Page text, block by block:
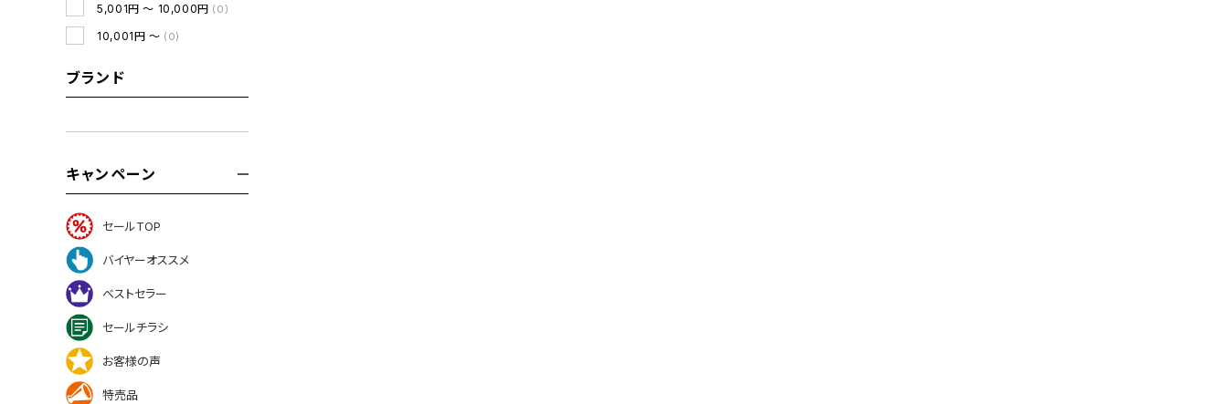
5,001円 ～ 10,000円 (0)
10,001円 ～ (0)
ブランド
キャンペーン
セールTOP
バイヤーオススメ
ベストセラー
セールチラシ
お客様の声
特売品